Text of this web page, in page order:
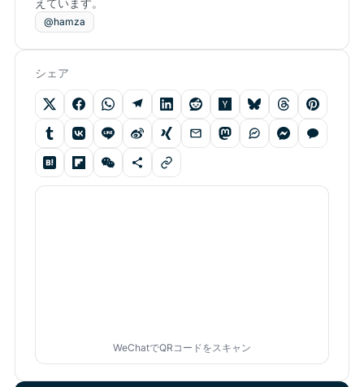
@hamza
シェア
WeChatでQRコードをスキャン